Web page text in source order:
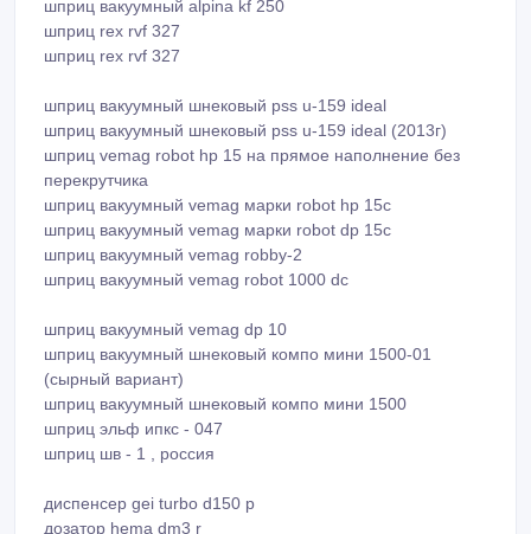
шприц вакуумный schrofner kvf 55
шприц вакуумный с загрузкой alpina kf 250
шприц вакуумный risco 1040s
шприц rex rvf 327
шприц rex rvf 327
шприц вакуумный шнековый pss u-159 ideal
шприц вакуумный шнековый pss u-159 ideal (2013г)
шприц vemag robot hp 15 на прямое наполнение без
перекрутчика
шприц вакуумный vemag марки robot hp 15c
шприц вакуумный vemag robby-2
шприц вакуумный vemag robot 1000 dc
шприц вакуумный vemag dp 10
шприц вакуумный шнековый компо мини 1500-01
(сырный вариант)
шприц эльф ипкс - 047